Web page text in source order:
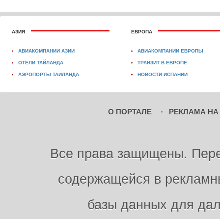
АЗИЯ
АВИАКОМПАНИИ АЗИИ
ОТЕЛИ ТАЙЛАНДА
АЭРОПОРТЫ ТАИЛАНДА
ЕВРОПА
АВИАКОМПАНИИ ЕВРОПЫ
ТРАНЗИТ В ЕВРОПЕ
НОВОСТИ ИСПАНИИ
О ПОРТАЛЕ РЕКЛАМА НА
Все права защищены.
содержащейся в
базы данных для